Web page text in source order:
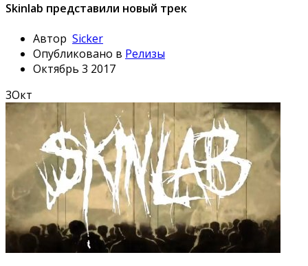
Skinlab представили новый трек
Автор Sicker
Опубликовано в Релизы
Октябрь 3 2017
3Окт